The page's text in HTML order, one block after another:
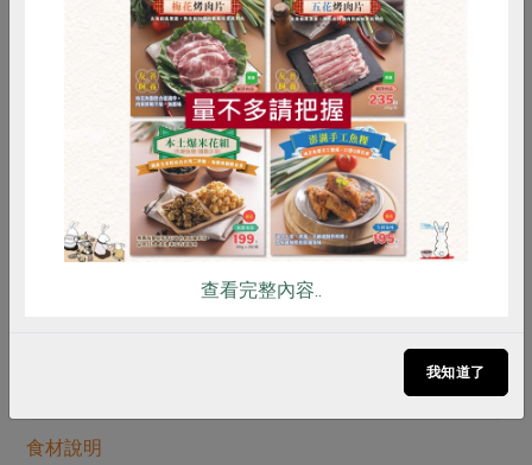
蔥爆牛肉使用到的食材，除了台灣牛肉片之外，主要就是
洋蔥和三星蔥的輔佐搭配。為了家人三餐，不經意多採買
了食材，常備使用的洋蔥、青蔥、胡蘿蔔，拿來煎出長相
很厲害的洋蔥圈蛋餅正好，成功率很高。
當初準備蔥爆牛肉多買的洋蔥，一秒從配角轉成為主角。
三星蔥沒用完，切成蔥花，能為整體的視覺和味覺提升。
胡蘿蔔和採買容易的玉米筍相繼切丁，所有食材有一致大
小減省烹調時間。做法很簡單。想要吃什麼樣的餡料，隨
意添加，沒用完的洋蔥一起摻進餡料，食材費用省下不少
食材說明
RPET 食譜 減硝酸鹽
雞蛋 食安 共同購買
查看完整內容..
我知道了